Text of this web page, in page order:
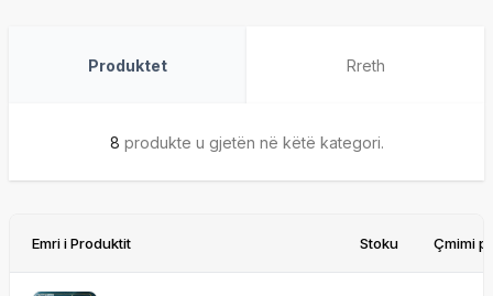
Produktet Rreth
8 produkte u gjetën në këtë kategori.
Emri i Produktit Stoku Çmimi